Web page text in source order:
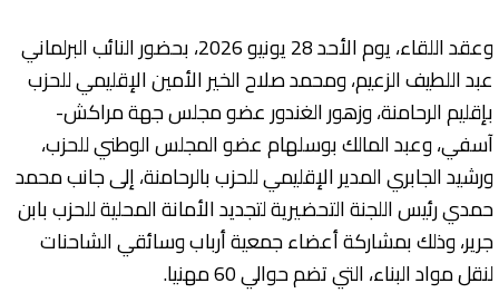
وعقد اللقاء، يوم الأحد 28 يونيو 2026، بحضور النائب البرلماني
عبد اللطيف الزعيم، ومحمد صلاح الخير الأمين الإقليمي للحزب
بإقليم الرحامنة، وزهور الغندور عضو مجلس جهة مراكش-
آسفي، وعبد المالك بوسلهام عضو المجلس الوطني للحزب،
ورشيد الجابري المدير الإقليمي للحزب بالرحامنة، إلى جانب محمد
حمدي رئيس اللجنة التحضيرية لتجديد الأمانة المحلية للحزب بابن
جرير، وذلك بمشاركة أعضاء جمعية أرباب وسائقي الشاحنات
لنقل مواد البناء، التي تضم حوالي 60 مهنيا.